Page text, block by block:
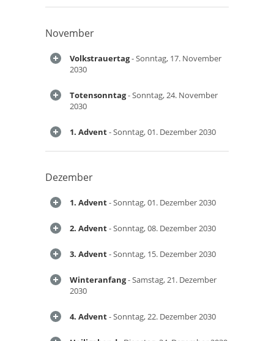
November
Volkstrauertag- Sonntag, 17. November
2030
Totensonntag- Sonntag, 24. November
2030
1. Advent- Sonntag, 01. Dezember 2030
Dezember
1. Advent- Sonntag, 01. Dezember 2030
2. Advent- Sonntag, 08. Dezember 2030
3. Advent- Sonntag, 15. Dezember 2030
Winteranfang- Samstag, 21. Dezember
2030
4. Advent- Sonntag, 22. Dezember 2030